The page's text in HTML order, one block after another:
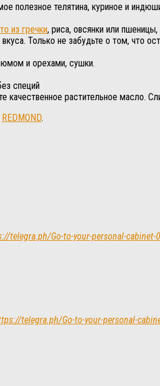
полезное телятина, куриное и
из гречки, риса, овсянки или пшеницы,
Только не забудьте о том, что
и орехами, сушки.
специй
качественное растительное масло.
REDMOND.
telegra.ph/Go-to-your-personal-
telegra.ph/Go-to-your-personal-